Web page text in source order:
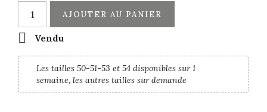
AJOUTER AU PANIER
 Vendu
Les tailles 50-51-53 et 54 disponibles sur 1
semaine, les autres tailles sur demande